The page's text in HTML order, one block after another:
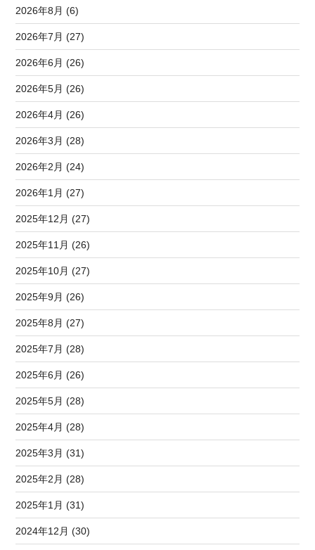
2026年8月 (6)
2026年7月 (27)
2026年6月 (26)
2026年5月 (26)
2026年4月 (26)
2026年3月 (28)
2026年2月 (24)
2026年1月 (27)
2025年12月 (27)
2025年11月 (26)
2025年10月 (27)
2025年9月 (26)
2025年8月 (27)
2025年7月 (28)
2025年6月 (26)
2025年5月 (28)
2025年4月 (28)
2025年3月 (31)
2025年2月 (28)
2025年1月 (31)
2024年12月 (30)